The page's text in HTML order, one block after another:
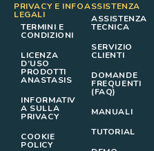
PRIVACY E INFO
LEGALI
TERMINI E
CONDIZIONI
LICENZA
D’USO
PRODOTTI
ANASTASIS
INFORMATIV
A SULLA
PRIVACY
COOKIE
POLICY
ASSISTENZA
ASSISTENZA
TECNICA
SERVIZIO
CLIENTI
DOMANDE
FREQUENTI
(FAQ)
MANUALI
TUTORIAL